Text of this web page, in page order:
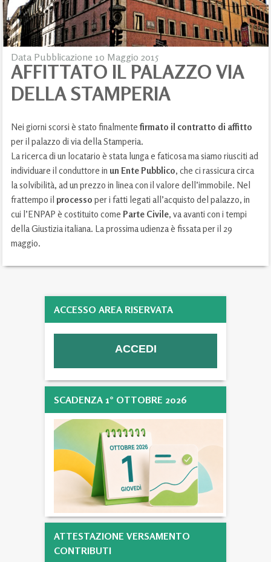
Data Pubblicazione 10 Maggio 2015
AFFITTATO IL PALAZZO VIA
DELLA STAMPERIA
Nei giorni scorsi è stato finalmentefirmato il contratto di affitto
per il palazzo di via della Stamperia.
La ricerca di un locatario è stata lunga e faticosa ma siamo riusciti ad
individuare il conduttore in un Ente Pubblico, che ci rassicura circa
la solvibilità, ad un prezzo in linea con il valore dell’immobile. Nel
frattempo il processo per i fatti legati all’acquisto del palazzo, in
cui l’ENPAP è costituito come Parte Civile, va avanti con i tempi
della Giustizia italiana. La prossima udienza è fissata per il 29
maggio.
ACCESSO AREA RISERVATA
SCADENZA 1° OTTOBRE 2026
ATTESTAZIONE VERSAMENTO
CONTRIBUTI